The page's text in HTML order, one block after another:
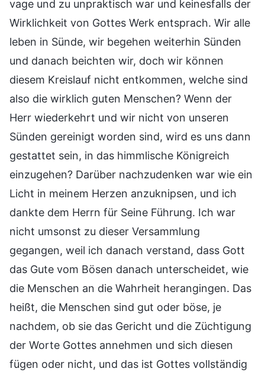
vage und zu unpraktisch war und keinesfalls der
Wirklichkeit von Gottes Werk entsprach. Wir alle
leben in Sünde, wir begehen weiterhin Sünden
und danach beichten wir, doch wir können
diesem Kreislauf nicht entkommen, welche sind
also die wirklich guten Menschen? Wenn der
Herr wiederkehrt und wir nicht von unseren
Sünden gereinigt worden sind, wird es uns dann
gestattet sein, in das himmlische Königreich
einzugehen? Darüber nachzudenken war wie ein
Licht in meinem Herzen anzuknipsen, und ich
dankte dem Herrn für Seine Führung. Ich war
nicht umsonst zu dieser Versammlung
gegangen, weil ich danach verstand, dass Gott
das Gute vom Bösen danach unterscheidet, wie
die Menschen an die Wahrheit herangingen. Das
heißt, die Menschen sind gut oder böse, je
nachdem, ob sie das Gericht und die Züchtigung
der Worte Gottes annehmen und sich diesen
fügen oder nicht, und das ist Gottes vollständig